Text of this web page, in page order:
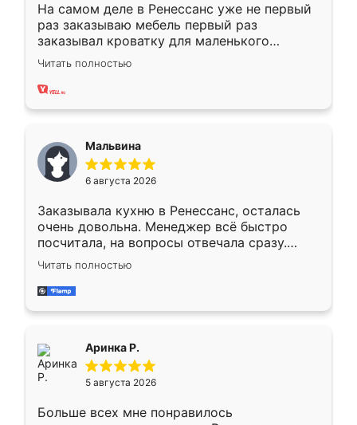
На самом деле в Ренессанс уже не первый
раз заказываю мебель первый раз
заказывал кроватку для маленького
ребёнка при его рождении ,во второй раз
заказал шкаф-купе. По качеству очень
хорошее сборка достаточно быстрая,
меньше, здесь же он более разнообразный.
Мне нравится ,если что-то потребуется из
мебели буду заказывать только здесь.
Читать полностью
Мальвина
6 августа 2026
Заказывала кухню в Ренессанс, осталась
очень довольна. Менеджер всё быстро
посчитала, на вопросы отвечала сразу.
Замерщик приехал в субботу, подошёл к
делу со всей ответственностью. Собрали
за день, ребята работали аккуратно, даже
Читать полностью
Аринка Р.
5 августа 2026
Больше всех мне понравилось